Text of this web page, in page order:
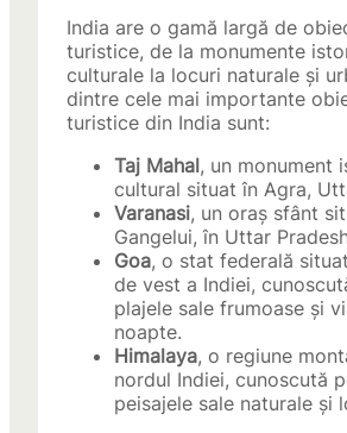
India are o gamă largă de
turistice, de la monumente
culturale la locuri naturale și
dintre cele mai importante
turistice din India sunt:
Taj Mahal, un monument
cultural situat în Agra,
Varanasi, un oraș sfânt
Gangelui, în Uttar
Goa, o stat federală
de vest a Indiei,
plajele sale frumoase și
noapte.
Himalaya, o regiune
nordul Indiei, cunoscută
peisajele sale naturale și